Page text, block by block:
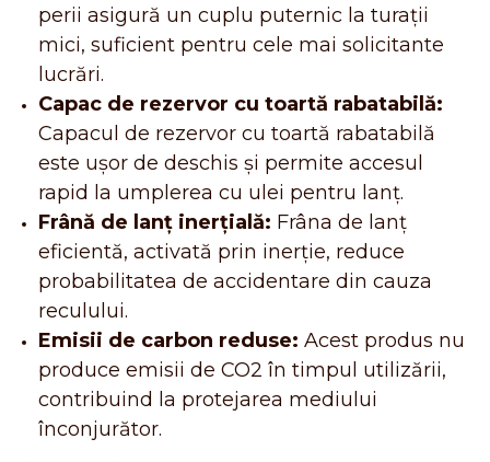
perii asigură un cuplu puternic la turații
mici, suficient pentru cele mai solicitante
lucrări.
Capac de rezervor cu toartă rabatabilă:
Capacul de rezervor cu toartă rabatabilă
este ușor de deschis și permite accesul
rapid la umplerea cu ulei pentru lanț.
Frână de lanț inerțială: Frâna de lanț
eficientă, activată prin inerție, reduce
probabilitatea de accidentare din cauza
reculului.
Emisii de carbon reduse: Acest produs nu
produce emisii de CO2 în timpul utilizării,
contribuind la protejarea mediului
înconjurător.